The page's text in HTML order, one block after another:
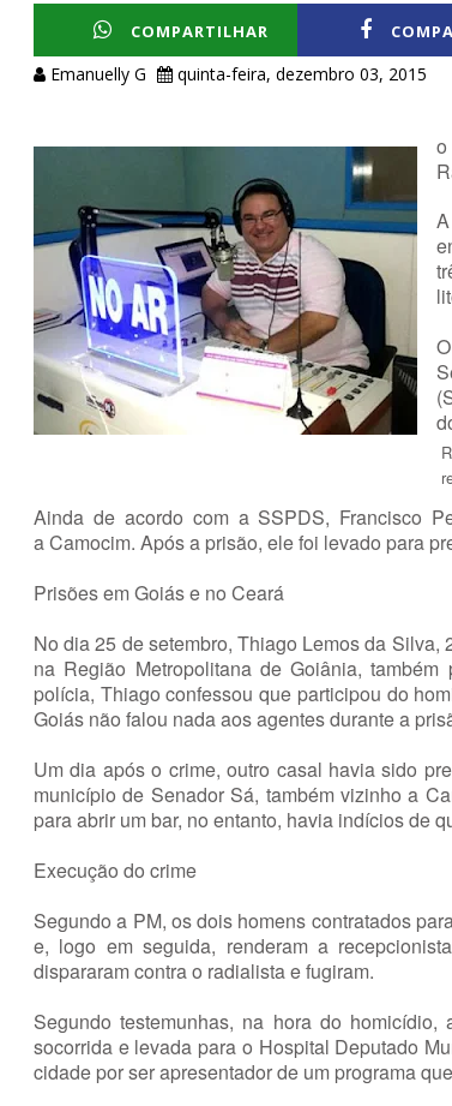
COMPARTILHAR
Emanuelly G quinta-feira, dezembro 03, 2015
o
Ainda de acordo com a SSPDS, Francisco
aCamocim. Após a prisão, ele foi levado para
Prisões em Goiás e no Ceará
No dia 25 de setembro, Thiago Lemos da
na Região Metropolitana de Goiânia,
polícia, Thiago confessou que participou do
Goiás não falou nada aos agentes durante a
Um dia após o crime, outro casal havia sido
município de Senador Sá, também vizinho a
para abrir um bar, no entanto, havia indícios de
Execução do crime
Segundo a PM, os dois homens contratados
e, logo em seguida, renderam a
dispararam contra o radialista e fugiram.
Segundo testemunhas, na hora do
socorrida e levada para o Hospital Deputado
cidade por ser apresentador de um programa